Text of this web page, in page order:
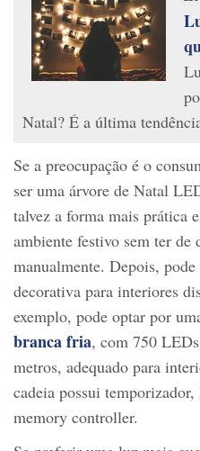
Natal? É a última
Se a preocupação é o
ser uma árvore de Natal
talvez a forma mais prática
ambiente festivo sem ter de
manualmente. Depois,
decorativa para interiores
exemplo, pode optar por
branca fria, com 750
metros, adequado para
cadeia possui
memory controller.